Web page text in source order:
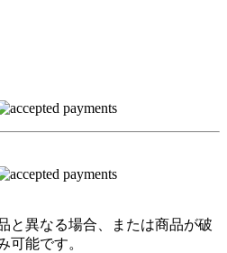
と異なる場合、または商品が破
可能です。